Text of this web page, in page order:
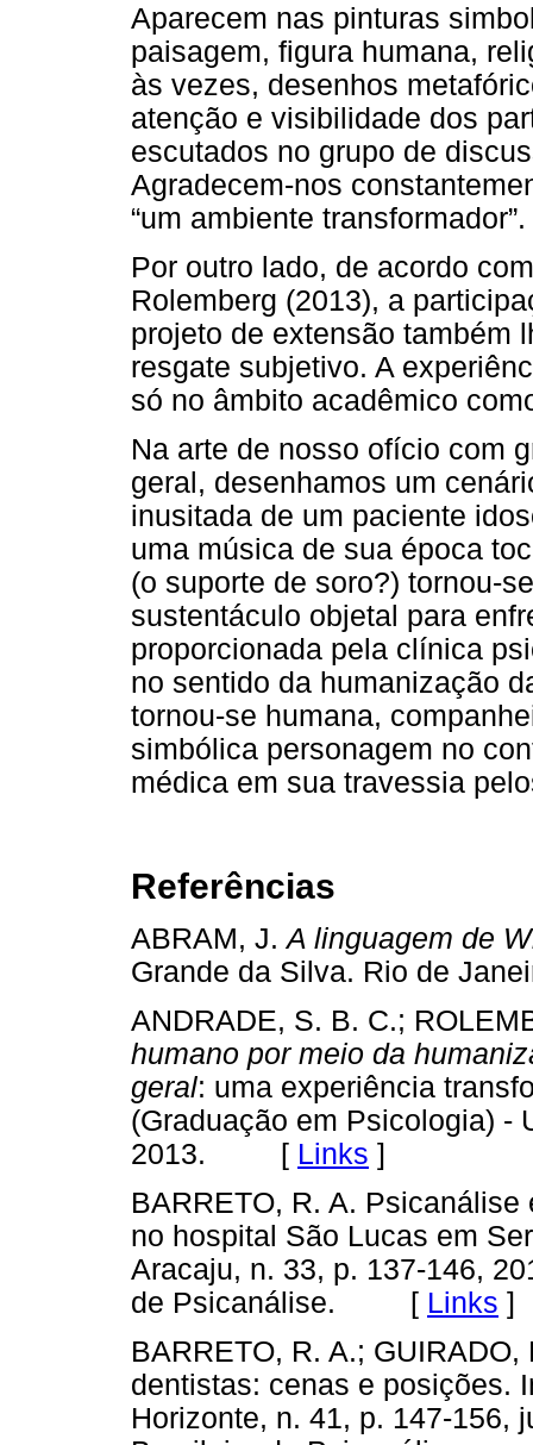
Aparecem nas pinturas
paisagem, figura humana,
às vezes, desenhos
atenção e visibilidade dos
escutados no grupo de
Agradecem-nos
“um ambiente transformador”.
Por outro lado, de acordo
Rolemberg (2013), a
projeto de extensão também
resgate subjetivo. A
só no âmbito acadêmico
Na arte de nosso ofício com
geral, desenhamos um
inusitada de um paciente
uma música de sua época
(o suporte de soro?) tornou-
sustentáculo objetal para
proporcionada pela clínica
no sentido da humanização
tornou-se humana,
simbólica personagem no
médica em sua travessia
Referências
ABRAM, J.A linguagem de
Grande da Silva. Rio de
ANDRADE, S. B. C.;
humano por meio da
geral: uma experiência
(Graduação em Psicologia) -
2013. [ Links ]
BARRETO, R. A.
no hospital São Lucas em
Aracaju, n. 33, p. 137-146,
de Psicanálise. [ Links ]
BARRETO, R. A.;
dentistas: cenas e posições.
Horizonte, n. 41, p. 147-156,